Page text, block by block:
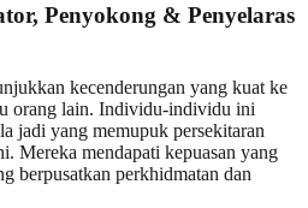
Penyokong & Penyelaras
kecenderungan yang kuat ke
orang lain. Individu-individu ini
jadi yang memupuk persekitaran
Mereka mendapati kepuasan yang
berpusatkan perkhidmatan dan